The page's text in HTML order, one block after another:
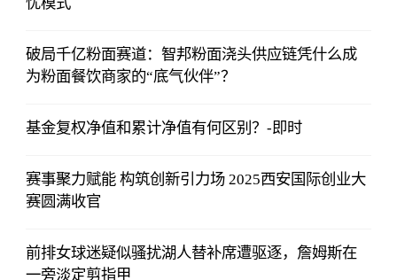
破局千亿粉面赛道：智邦粉面浇头供应链凭什么成
为粉面餐饮商家的“底气伙伴”？
基金复权净值和累计净值有何区别？-即时
赛事聚力赋能 构筑创新引力场 2025西安国际创业大
赛圆满收官
前排女球迷疑似骚扰湖人替补席遭驱逐，詹姆斯在
一旁淡定剪指甲